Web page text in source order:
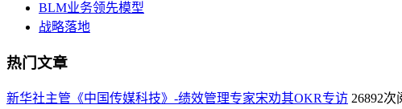
BLM业务领先模型
战略落地
热门文章
新华社主管《中国传媒科技》-绩效管理专家宋劝其OKR专访 26892次